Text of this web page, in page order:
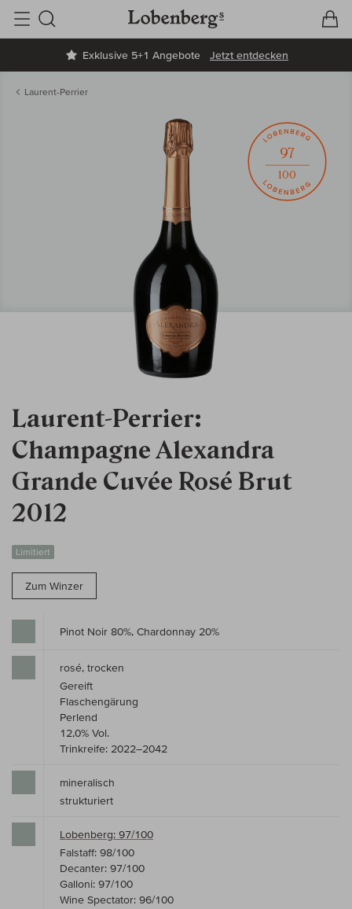
Exklusive 5+1 Angebote Jetzt entdecken
Suche
Laurent-Perrier
Laurent-Perrier:
Champagne Alexandra
Grande Cuvée Rosé Brut
2012
Limitiert
Zum Winzer
97
100
Pinot Noir 80%, Chardonnay 20%
rosé, trocken
Gereift
Flaschengärung
Perlend
12,0% Vol.
Trinkreife: 2022–2042
mineralisch
strukturiert
Lobenberg: 97/100
Falstaff: 98/100
Decanter: 97/100
Galloni: 97/100
Wine Spectator: 96/100